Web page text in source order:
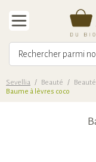
Sevellia / Beauté /
Baume à lèvres coco